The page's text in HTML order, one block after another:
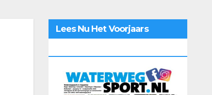
Lees Nu Het Voorjaars